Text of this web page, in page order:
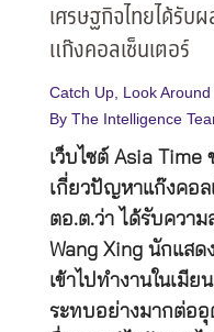
เศรษฐกิจไทยได้รับ
แก๊งคอลเซ็นเตอร์
Catch Up Look Around
By The Intelligence
เว็บไซต์ Asia
เกี่ยวปัญหาแก๊งคอล
ตอ.ต.ว่า ได้รับควา
Wang Xing นักแส
เข้าไปทำงานในเมี
ระทบอย่างมากต่ออุ